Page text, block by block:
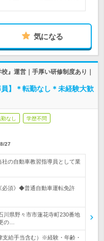
気になる
』運営｜手厚い研修制度あり｜
】＊転勤なし＊未経験大歓
勤なし 学歴不問
27
の自動車教習指導員として業
必須》◆普通自動車運転免許
県野々市市蓮花寺町230番地
の…
支給手当含む）※経験・年齢・